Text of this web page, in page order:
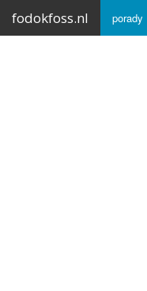
fodokfoss.nl porady